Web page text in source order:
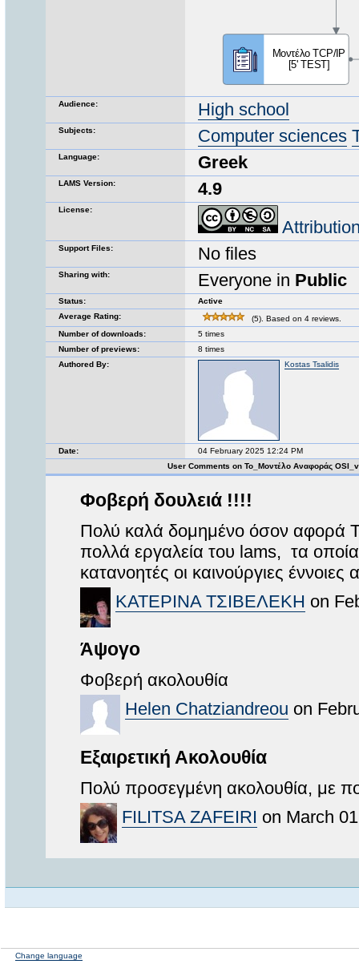
Audience: High school
Subjects: Computer sciences
Language: Greek
LAMS Version: 4.9
License:
Support Files: No files
Sharing with: Everyone in Public
Status:
Active
Average Rating:
(5). Based on 4 reviews.
Number of downloads:
5 times
Number of previews:
8 times
Authored By:
Kostas Tsalidis
Date:
04 February 2025 12:24 PM
User Comments on Το_Μοντέλο Αναφοράς
Φοβερή δουλειά !!!!
Πολύ καλά δομημένο όσον αφορά
πολλά εργαλεία του lams, τα οποία
κατανοητές οι καινούργιες
ΚΑΤΕΡΙΝΑ ΤΣΙΒΕΛΕΚΗ on
Άψογο
Φοβερή ακολουθία
Helen Chatziandreou on
Εξαιρετική Ακολουθία
Πολύ προσεγμένη ακολουθία, με
FILITSA ZAFEIRI on March
Change language